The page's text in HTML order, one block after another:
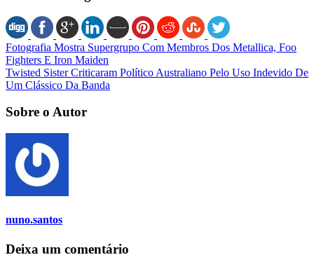
Fotografia Mostra Supergrupo Com Membros Dos Metallica, Foo
Fighters E Iron Maiden
Twisted Sister Criticaram Político Australiano Pelo Uso Indevido De
Um Clássico Da Banda
Sobre o Autor
nuno.santos
Deixa um comentário